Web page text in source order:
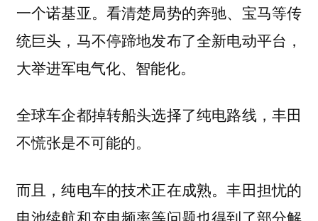
一个诺基亚。看清楚局势的奔驰、宝马等传
统巨头，马不停蹄地发布了全新电动平台，
大举进军电气化、智能化。
全球车企都掉转船头选择了纯电路线，丰田
不慌张是不可能的。
而且，纯电车的技术正在成熟。丰田担忧的
电池续航和充电频率等问题也得到了部分解